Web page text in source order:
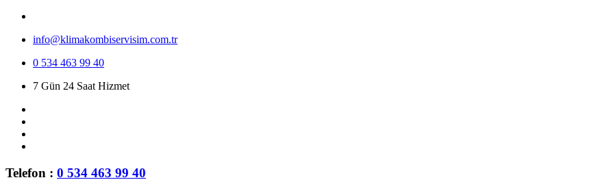
info@klimakombiservisim.com.tr
0 534 463 99 40
7 Gün 24 Saat Hizmet
Telefon : 0 534 463 99 40